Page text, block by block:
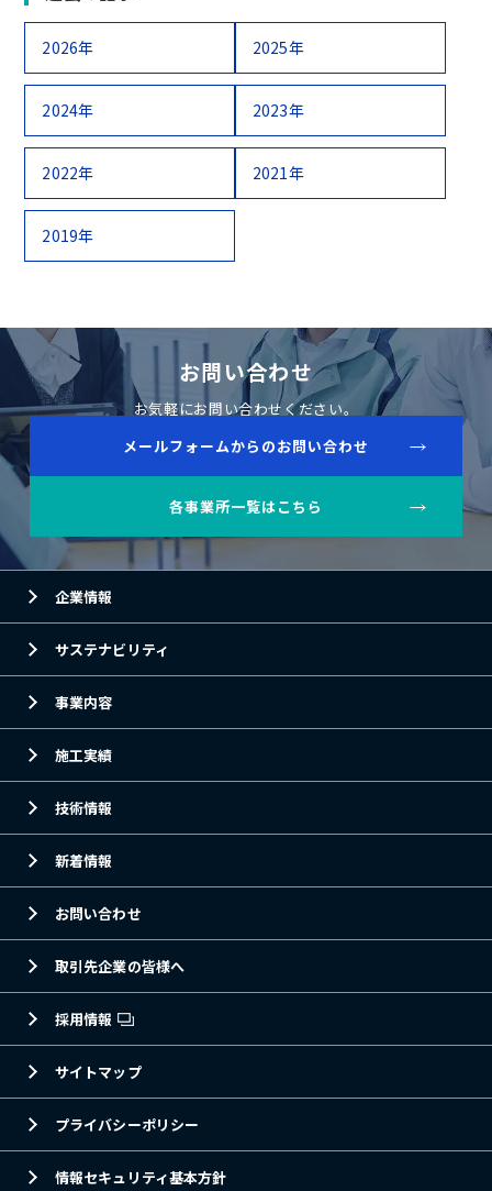
2026年 2025年
2024年 2023年
2022年 2021年
2019年
お問い合わせ
お気軽にお問い合わせください。
メールフォームからのお問い合わせ
各事業所一覧はこちら
企業情報
サステナビリティ
事業内容
施工実績
技術情報
新着情報
お問い合わせ
取引先企業の皆様へ
採用情報
サイトマップ
プライバシーポリシー
情報セキュリティ基本方針